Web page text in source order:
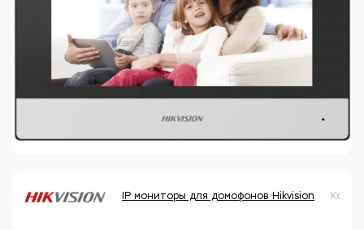
IP мониторы для домофонов Hikvision Код